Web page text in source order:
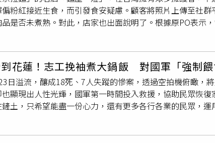
只是回油鍋再加熱而已」、「整批沒測溫」、「前員工告
進盤子裝進保溫箱，但有時候人太多的時候，就會有人偷
出來這麼生的雞塊」。對此，麥當勞今回應，因作業疏失
品，餐廳主管接獲反映後，立即表達誠摯的歉意。同時嚴
品質；後續將持續加強餐廳管理及人員訓練，避免類似情
主管除立即表達歉意，也多次與顧客聯繫，希望補製產品
進行退費。新竹縣衛生局則說，將先依照民眾提供的相
目全面稽查，若查獲食品安全或環境管理相關缺失，將依
立即改善。
粉紅接近生食，而引發食安疑慮。顧客將照片上傳至社群
是否未煮熟。對此，店家也出面說明了。根據原PO表示
剛宰的肉」，因此不敢食用。另有網友上傳其他顧客點的
「看起來像市場現切的梅花豬」、「像生肉不敢吃」、「
流行後，只要是
白變質（熟）但維持很嫩很粉紅，不是這種狀態啦」、「
牌一向以低溫烹調手法製作肉品，呈現粉紅色是正常現
片也都是粉紅色」、「我記得這家是舒肥肉，都很嫩」、
出面回應，澄清肉品皆經過中心溫度控制，完全符合食品
麵使用的肉片雖為同種食材，但前者浸泡在熱湯中會持續
花蓮！志工挽袖煮大鍋飯 對國軍「強制餵
日溢流，釀成18死、7人失蹤的慘案，透過空拍機俯瞰，
顯現出人性光輝，國軍第一時間投入救援，協助民眾恢復
土，只希望能盡一份心力，還有更多各行各業的民眾，運
患。劦豐蔬果托運行在募集大批新鮮蔬果與必需的日常生
2輛3噸重的冷凍車前往光復鄉支援。儘管都不是專業廚師